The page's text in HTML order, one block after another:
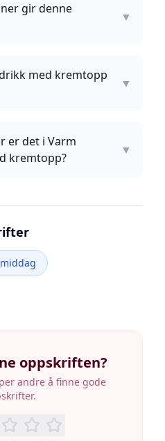
gir denne
▼
med kremtopp
▼
er det i Varm
kremtopp?
▼
oppskriften?
andre å finne gode